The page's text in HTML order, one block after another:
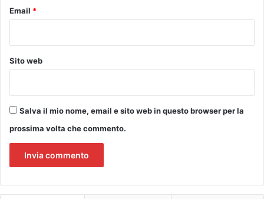
Email *
Sito web
Salva il mio nome, email e sito web in questo browser per la
prossima volta che commento.